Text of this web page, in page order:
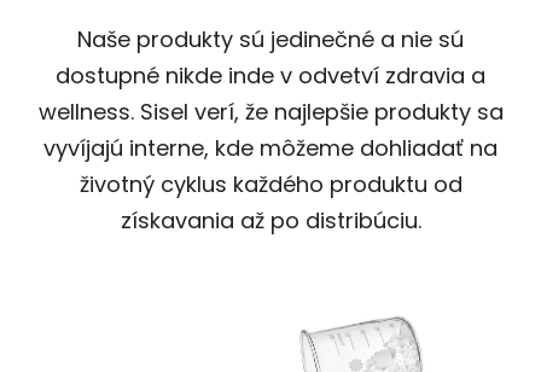
Naše produkty sú jedinečné a nie sú
dostupné nikde inde v odvetví zdravia a
wellness. Sisel verí, že najlepšie produkty sa
vyvíjajú interne, kde môžeme dohliadať na
životný cyklus každého produktu od
získavania až po distribúciu.